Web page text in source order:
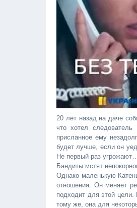
20 лет назад на даче
что хотел
присланное ему
будет лучше, если он
Не первый раз
Бандиты мстят
Однако маленькую
отношения. Он меняет
подходит для этой
тому же, она для